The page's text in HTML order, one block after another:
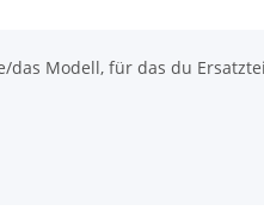
Modell, für das du